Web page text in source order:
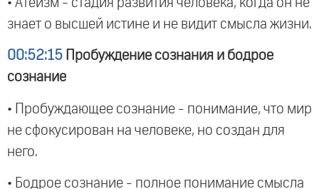
знает о высшей истине и не видит смысла жизни.
00:52:15 Пробуждение сознания и бодрое
сознание
• Пробуждающее сознание - понимание, что мир
не сфокусирован на человеке, но создан для
него.
• Бодрое сознание - полное понимание смысла